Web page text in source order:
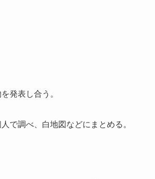
発表し合う。
で調べ、白地図などにまとめる。